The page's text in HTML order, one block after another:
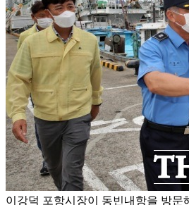
이강덕 포항시장이 동빈내항을 방